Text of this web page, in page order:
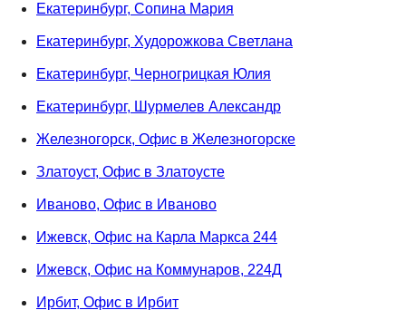
Екатеринбург, Сопина Мария
Екатеринбург, Худорожкова Светлана
Екатеринбург, Черногрицкая Юлия
Екатеринбург, Шурмелев Александр
Железногорск, Офис в Железногорске
Златоуст, Офис в Златоусте
Иваново, Офис в Иваново
Ижевск, Офис на Карла Маркса 244
Ижевск, Офис на Коммунаров, 224Д
Ирбит, Офис в Ирбит